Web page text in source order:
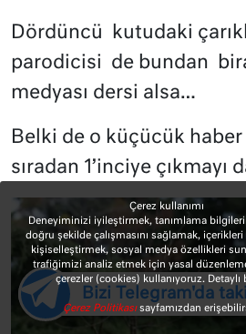
Dördüncü
kutudaki
parodicisi
de bundan
medyası dersi alsa…
Belki de o küçücük haber
sıradan 1’inciye çıkmayı
Çerez kullanımı
Deneyiminizi iyileştirmek, tanımlama
doğru şekilde çalışmasını sağlamak, içerikleri
kişiselleştirmek, sosyal medya özellikleri
trafiğimizi analiz etmek için yasal
çerezler (cookies) kullanıyoruz. Detaylı
Çerez Politikasısayfamızdan
Bizi Telegram'da